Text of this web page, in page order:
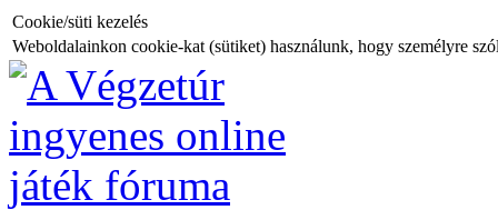
Cookie/süti kezelés
Weboldalainkon cookie-kat (sütiket) használunk, hogy személyre